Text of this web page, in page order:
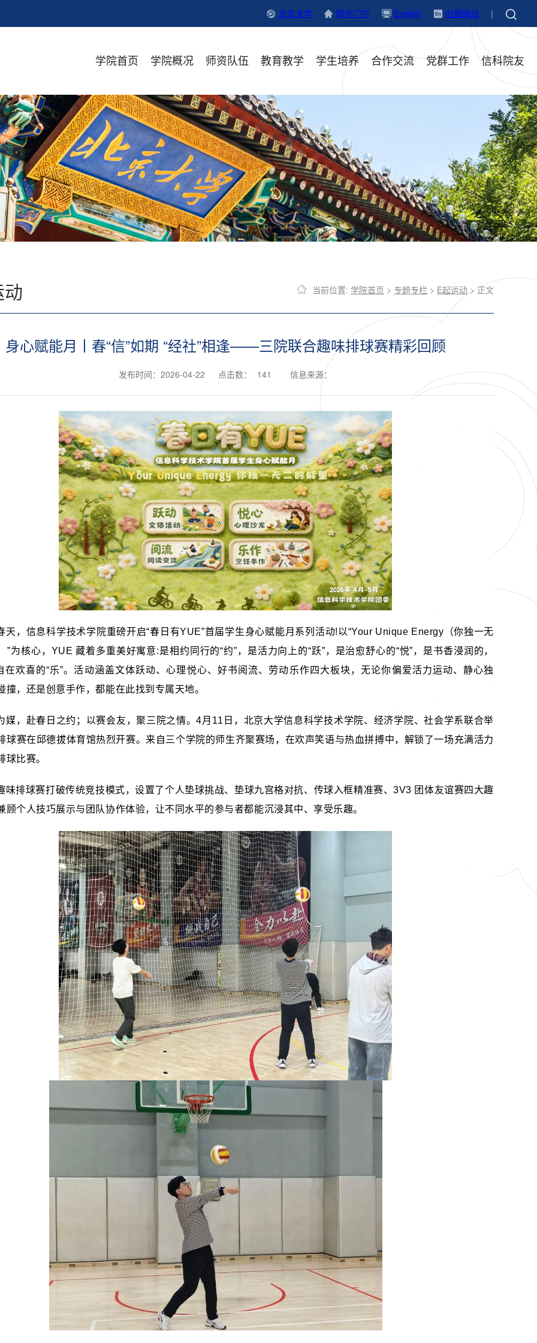
北京大学 院内门户 English 旧版网站 |
学院首页 学院概况 师资队伍 教育教学 学生培养 合作交流 党群工作 信科院友
当前位置: 学院首页 > 专题专栏 > E起运动 > 正文
身心赋能月丨春“信”如期 “经社”相逢——三院联合趣味排球赛精彩回顾
发布时间：2026-04-22 点击数： 141 信息来源：
天，信息科学技术学院重磅开启“春日有YUE”首届学生身心赋能月系列活动!以“Your Unique Energy（你独一无
”为核心，YUE 藏着多重美好寓意:是相约同行的“约”，是活力向上的“跃”，是治愈舒心的“悦”，是书香浸润的，
在欢喜的“乐”。活动涵盖文体跃动、心理悦心、好书阅流、劳动乐作四大板块，无论你偏爱活力运动、静心独
撞，还是创意手作，都能在此找到专属天地。
媒，赴春日之约；以赛会友，聚三院之情。4月11日，北京大学信息科学技术学院、经济学院、社会学系联合举
球赛在邱德拔体育馆热烈开赛。来自三个学院的师生齐聚赛场，在欢声笑语与热血拼搏中，解锁了一场充满活力
球比赛。
味排球赛打破传统竞技模式，设置了个人垫球挑战、垫球九宫格对抗、传球入框精准赛、3V3 团体友谊赛四大趣
顾个人技巧展示与团队协作体验，让不同水平的参与者都能沉浸其中、享受乐趣。